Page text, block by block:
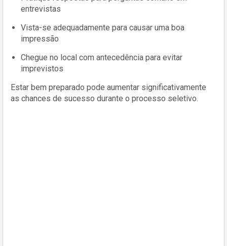
entrevistas
Vista-se adequadamente para causar uma boa
impressão
Chegue no local com antecedência para evitar
imprevistos
Estar bem preparado pode aumentar significativamente
as chances de sucesso durante o processo seletivo.